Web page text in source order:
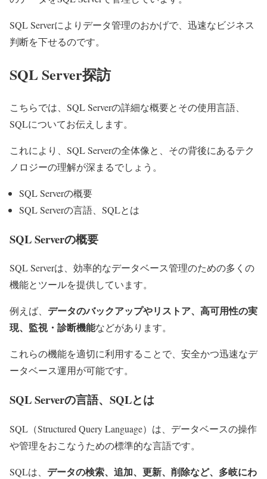
SQL Serverによりデータ管理のおかげで、迅速なビジネス
判断を下せるのです。
SQL Server探訪
こちらでは、SQL Serverの詳細な概要とその使用言語、
SQLについてお伝えします。
これにより、SQL Serverの全体像と、その背後にあるテク
ノロジーの理解が深まるでしょう。
SQL Serverの概要
SQL Serverの言語、SQLとは
SQL Serverの概要
SQL Serverは、効率的なデータベース管理のための多くの
機能とツールを提供しています。
例えば、 データのバックアップやリストア、高可用性の実
現、監視・診断機能などがあります。
これらの機能を適切に利用することで、安全かつ迅速なデ
ータベース運用が可能です。
SQL Serverの言語、SQLとは
SQL（Structured Query Language）は、データベースの操作
や管理をおこなうための標準的な言語です。
SQLは、 データの検索、追加、更新、削除など、多岐にわ